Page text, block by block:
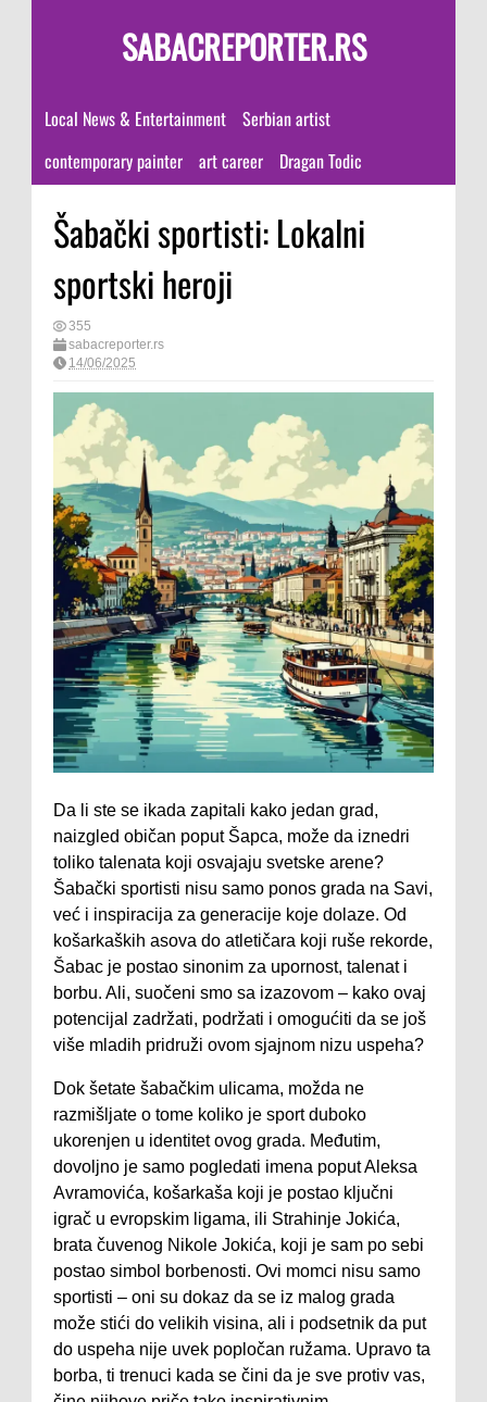
SABACREPORTER.RS
Local News & Entertainment
Serbian artist
contemporary painter
art career Dragan Todic
Šabački sportisti: Lokalni
sportski heroji
355
sabacreporter.rs
14/06/2025
Da li ste se ikada zapitali kako jedan grad,
naizgled običan poput Šapca, može da iznedri
toliko talenata koji osvajaju svetske arene?
Šabački sportisti nisu samo ponos grada na Savi,
već i inspiracija za generacije koje dolaze. Od
košarkaških asova do atletičara koji ruše rekorde,
Šabac je postao sinonim za upornost, talenat i
borbu. Ali, suočeni smo sa izazovom – kako ovaj
potencijal zadržati, podržati i omogućiti da se još
više mladih pridruži ovom sjajnom nizu uspeha?
Dok šetate šabačkim ulicama, možda ne
razmišljate o tome koliko je sport duboko
ukorenjen u identitet ovog grada. Međutim,
dovoljno je samo pogledati imena poput Aleksa
Avramovića, košarkaša koji je postao ključni
igrač u evropskim ligama, ili Strahinje Jokića,
brata čuvenog Nikole Jokića, koji je sam po sebi
postao simbol borbenosti. Ovi momci nisu samo
sportisti – oni su dokaz da se iz malog grada
može stići do velikih visina, ali i podsetnik da put
do uspeha nije uvek popločan ružama. Upravo ta
borba, ti trenuci kada se čini da je sve protiv vas,